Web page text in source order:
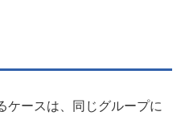
ケースは、同じグループに